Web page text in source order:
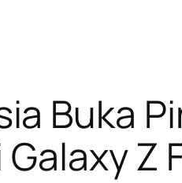
Buka
Z